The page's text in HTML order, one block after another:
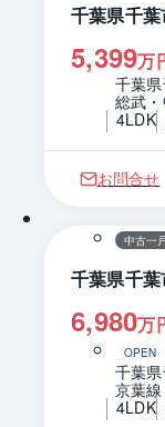
千葉県千
5,399万
千葉
総武
4LDK
お問合せ
中古一
千葉県千
6,980万
OPEN
千葉
京葉
4LDK